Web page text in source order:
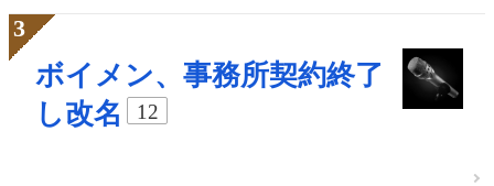
ボイメン、事務所契約終了
し改名
12